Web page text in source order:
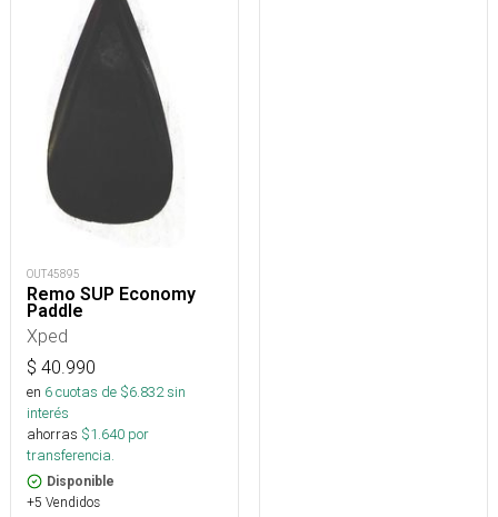
OUT45895
Remo SUP Economy
Paddle
Xped
$ 40.990
en 6cuotas de $6.832sin
interés
ahorras $1.640 por
transferencia.
Disponible
+5 Vendidos